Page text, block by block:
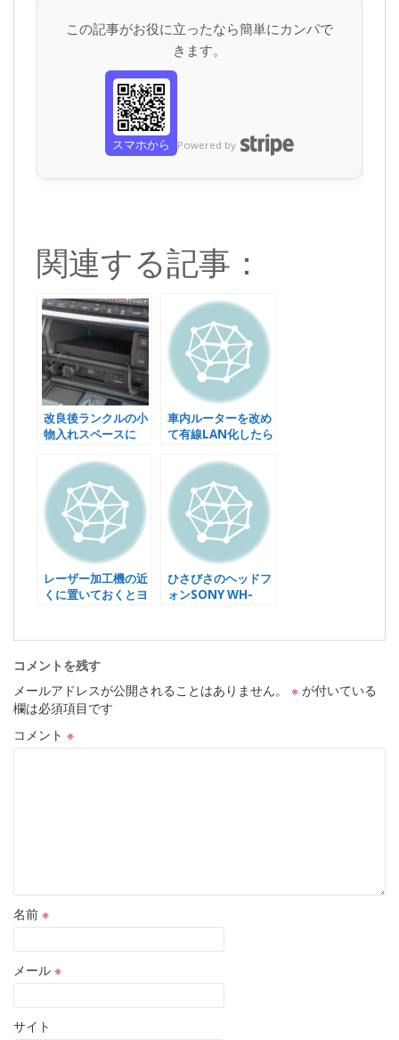
この記事がお役に立ったなら簡単にカンパで
きます。
スマホから Powered by
関連する記事：
改良後ランクルの小
物入れスペースに
け不要で綺麗に収め
る
車内ルーターを改め
て有線LAN化したら
レーザー加工機の近
くに置いておくとヨ
ひさびさのヘッドフ
ォンSONY WH-
コメントを残す
メールアドレスが公開されることはありません。
※ が付いている
欄は必須項目です
コメント ※
名前 ※
メール ※
サイト